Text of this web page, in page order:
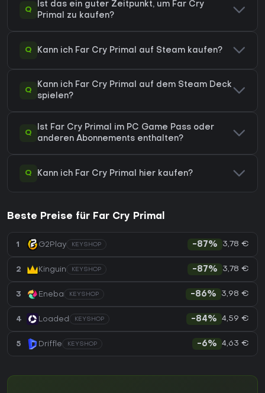
Q
Ist das ein guter Zeitpunkt, um Far Cry
Primal zu kaufen?
Q Kann ich Far Cry Primal auf Steam kaufen?
Q
Kann ich Far Cry Primal auf dem Steam Deck
spielen?
Q
Ist Far Cry Primal im PC Game Pass oder
anderen Abonnements enthalten?
Q Kann ich Far Cry Primal hier kaufen?
Beste Preise für Far Cry Primal
1 G2Play KEYSHOP -87% 3,78 €
2 Kinguin KEYSHOP -87% 3,78 €
3 Eneba KEYSHOP -86% 3,98 €
4 Loaded KEYSHOP -84% 4,59 €
5 Driffle KEYSHOP -6% 4,63 €